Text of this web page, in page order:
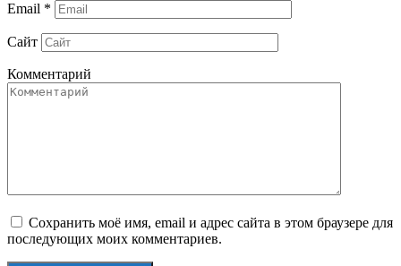
Email *
Сайт
Комментарий
Сохранить моё имя, email и адрес сайта в этом браузере для
последующих моих комментариев.